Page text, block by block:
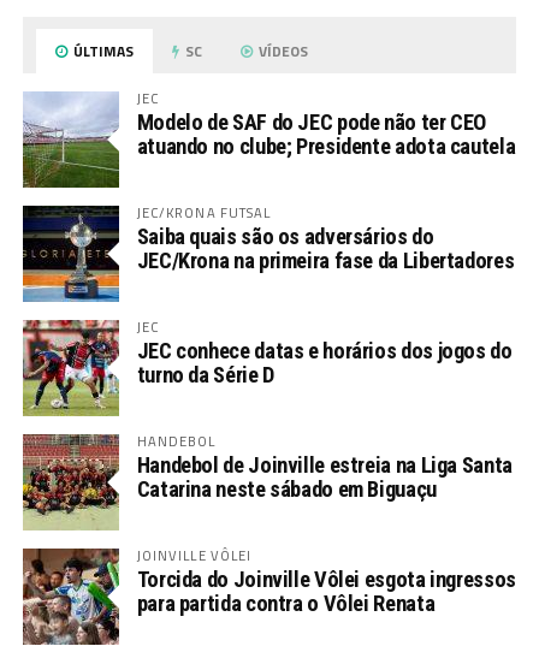
ÚLTIMAS SC VÍDEOS
JEC
Modelo de SAF do JEC pode não ter CEO
atuando no clube; Presidente adota cautela
JEC/KRONA FUTSAL
Saiba quais são os adversários do
JEC/Krona na primeira fase da Libertadores
JEC
JEC conhece datas e horários dos jogos do
turno da Série D
HANDEBOL
Handebol de Joinville estreia na Liga Santa
Catarina neste sábado em Biguaçu
JOINVILLE VÔLEI
Torcida do Joinville Vôlei esgota ingressos
para partida contra o Vôlei Renata